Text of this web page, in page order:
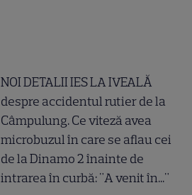
NOI DETALII IES LA IVEALĂ
despre accidentul rutier de la
Câmpulung. Ce viteză avea
microbuzul în care se aflau cei
de la Dinamo 2 înainte de
intrarea în curbă: "A venit în..."